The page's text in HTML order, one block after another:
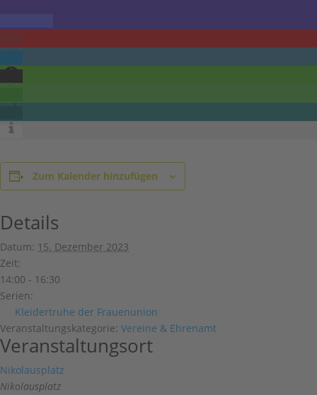
Zum Kalender hinzufügen
Details
Datum: 15. Dezember 2023
Zeit:
14:00 - 16:30
Serien:
Kleidertruhe der Frauenunion
Veranstaltungskategorie: Vereine & Ehrenamt
Veranstaltungsort
Nikolausplatz
Nikolausplatz